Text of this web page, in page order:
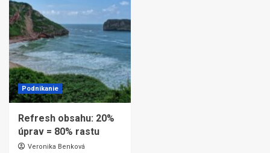
Podnikanie
Refresh obsahu: 20%
úprav = 80% rastu
Veronika Benková